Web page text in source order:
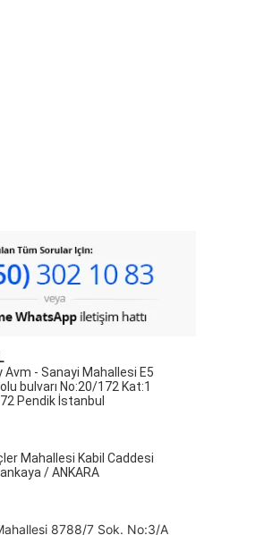
Avm - Sanayi Mahallesi E5
bulvarı No:20/172 Kat:1
Pendik İstanbul
Mahallesi Kabil Caddesi
/ ANKARA
8788/7 Sok. No:3/A